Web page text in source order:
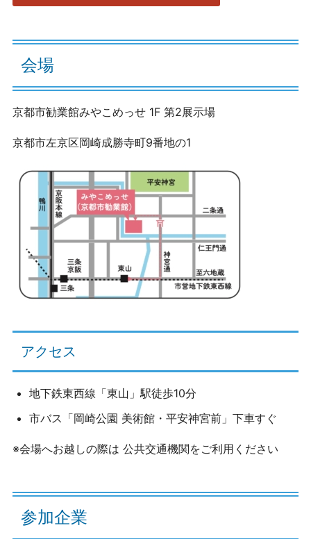
会場
京都市勧業館みやこめっせ 1F 第2展示場
京都市左京区岡崎成勝寺町9番地の1
アクセス
地下鉄東西線「東山」駅徒歩10分
市バス「岡崎公園 美術館・平安神宮前」下車すぐ
※会場へお越しの際は 公共交通機関をご利用ください
参加企業